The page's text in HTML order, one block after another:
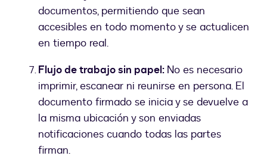
documentos, permitiendo que sean
accesibles en todo momento y se actualicen
en tiempo real.
Flujo de trabajo sin papel: No es necesario
imprimir, escanear ni reunirse en persona. El
documento firmado se inicia y se devuelve a
la misma ubicación y son enviadas
notificaciones cuando todas las partes
firman.